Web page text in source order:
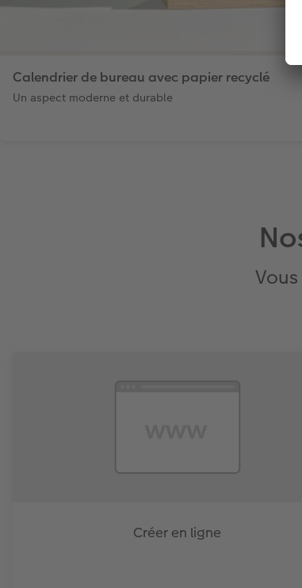
Calendrier de bureau avec papier recyclé
Un aspect moderne et durable
Créer en ligne